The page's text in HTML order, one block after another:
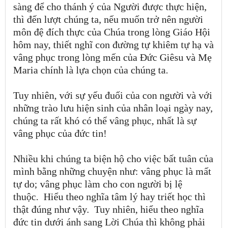
sàng để cho thánh ý của Người được thực hiện,
thì đến lượt chúng ta, nếu muốn trở nên người
môn đệ đích thực của Chúa trong lòng Giáo Hội
hôm nay, thiết nghĩ con đường tự khiêm tự hạ và
vâng phục trong lòng mến của Đức Giêsu và Mẹ
Maria chính là lựa chọn của chúng ta.
Tuy nhiên, với sự yếu đuối của con người và với
những trào lưu hiện sinh của nhân loại ngày nay,
chúng ta rất khó có thể vâng phục, nhất là sự
vâng phục của đức tin!
Nhiều khi chúng ta biện hộ cho việc bất tuân của
mình bằng những chuyện như: vâng phục là mất
tự do; vâng phục làm cho con người bị lệ
thuộc. Hiểu theo nghĩa tâm lý hay triết học thì
thật đúng như vậy. Tuy nhiên, hiểu theo nghĩa
đức tin dưới ánh sang Lời Chúa thì không phải